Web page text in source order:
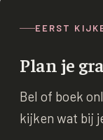
EERST
Plan je
Bel of boek
kijken wat bij